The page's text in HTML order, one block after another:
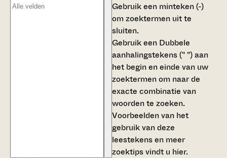
Gebruik een minteken (-)
om zoektermen uit te
sluiten.
Gebruik een Dubbele
aanhalingstekens (" ")aan
het begin en einde van uw
zoektermen om naar de
exacte combinatie van
woorden te zoeken.
Voorbeelden van het
gebruik van deze
leestekens en meer
zoektips vindt u hier.